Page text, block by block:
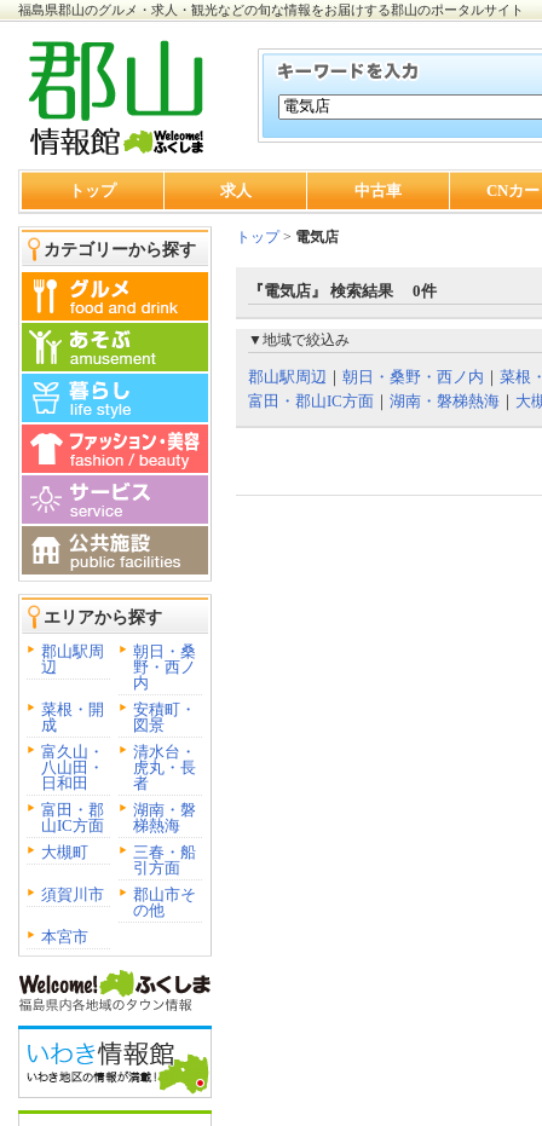
福島県郡山のグルメ・求人・観光などの旬な情報をお届けする郡山のポータルサイト
トップ 求人 中古車 CNカ
カテゴリーから探す
エリアから探す
郡山駅周
辺
朝日・桑
野・西ノ
内
菜根・開
成
安積町・
図景
富久山・
八山田・
日和田
清水台・
虎丸・長
者
富田・郡
山IC方面
湖南・磐
梯熱海
大槻町
三春・船
引方面
須賀川市
郡山市そ
の他
本宮市
トップ> 電気店
『電気店』 検索結果 0件
▼地域で絞込み
郡山駅周辺 ｜ 朝日・桑野・西ノ内 ｜ 菜根
富田・郡山IC方面 ｜ 湖南・磐梯熱海 ｜ 大